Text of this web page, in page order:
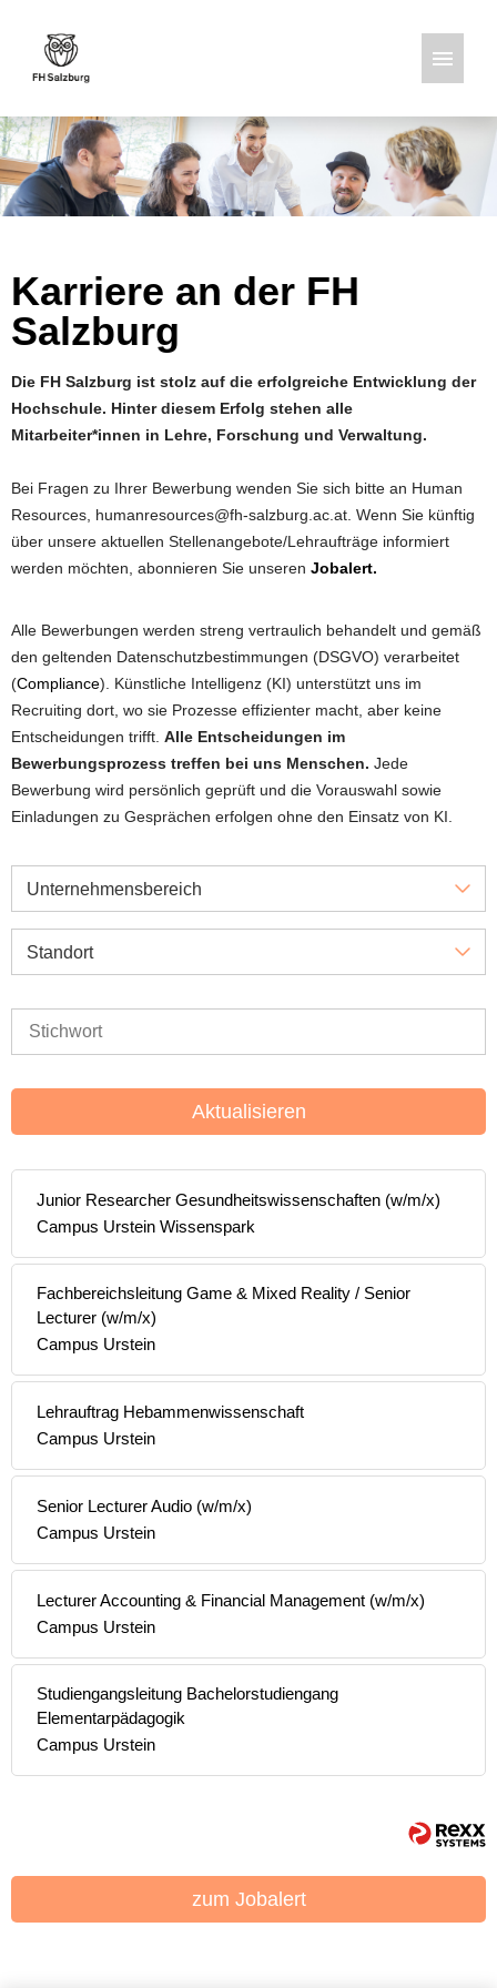
Deutsch Englisch
Stellenangebote
Karriere an der FH
Salzburg
Die FH Salzburg ist stolz auf die erfolgreiche Entwicklung der
Hochschule. Hinter diesem Erfolg stehen alle
Mitarbeiter*innen in Lehre, Forschung und Verwaltung.
Bei Fragen zu Ihrer Bewerbung wenden Sie sich bitte an Human
Resources, humanresources@fh-salzburg.ac.at. Wenn Sie künftig
über unsere aktuellen Stellenangebote/Lehraufträge informiert
werden möchten, abonnieren Sie unseren Jobalert.
Alle Bewerbungen werden streng vertraulich behandelt und gemäß
den geltenden Datenschutzbestimmungen (DSGVO) verarbeitet
(Compliance). Künstliche Intelligenz (KI) unterstützt uns im
Recruiting dort, wo sie Prozesse effizienter macht, aber keine
Entscheidungen trifft. Alle Entscheidungen im
Bewerbungsprozess treffen bei uns Menschen. Jede
Bewerbung wird persönlich geprüft und die Vorauswahl sowie
Einladungen zu Gesprächen erfolgen ohne den Einsatz von KI.
Unternehmensbereich
Standort
Aktualisieren
Junior Researcher Gesundheitswissenschaften (w/m/x)
Campus Urstein Wissenspark
Fachbereichsleitung Game & Mixed Reality / Senior
Lecturer (w/m/x)
Campus Urstein
Lehrauftrag Hebammenwissenschaft
Campus Urstein
Senior Lecturer Audio (w/m/x)
Campus Urstein
Lecturer Accounting & Financial Management (w/m/x)
Campus Urstein
Studiengangsleitung Bachelorstudiengang
Elementarpädagogik
Campus Urstein
zum Jobalert